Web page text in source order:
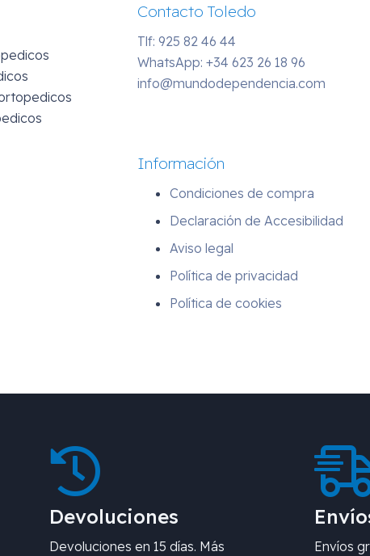
Contacto Toledo
Tlf: 925 82 46 44
WhatsApp:+34 623 26 18 96
info@mundodependencia.com
Información
Condiciones de compra
Declaración de Accesibilidad
Aviso legal
Política de privacidad
Política de cookies
Devoluciones
Devoluciones en 15 días. Más
Envíos